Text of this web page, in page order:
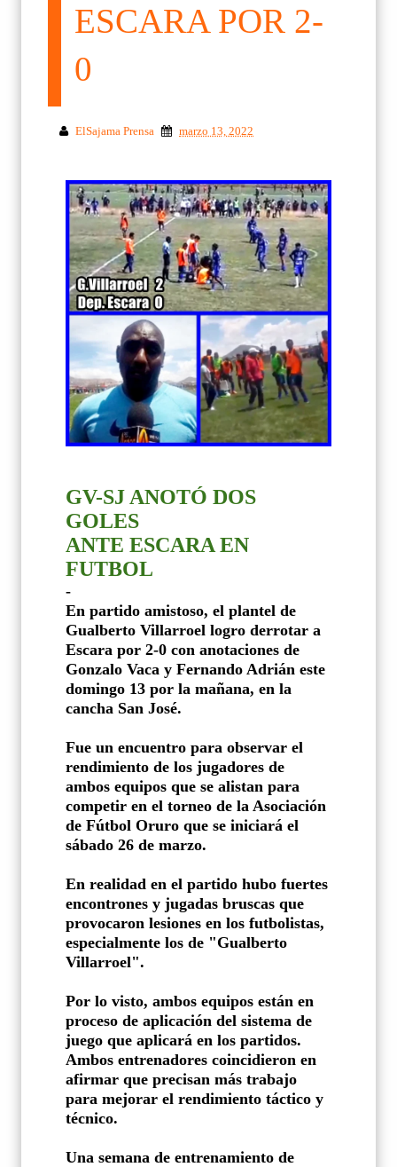
ESCARA POR 2-
0
ElSajama Prensa marzo 13, 2022
GV-SJ ANOTÓ DOS
GOLES
ANTE ESCARA EN
FUTBOL
-
En partido amistoso, el plantel de
Gualberto Villarroel logro derrotar a
Escara por 2-0 con anotaciones de
Gonzalo Vaca y Fernando Adrián este
domingo 13 por la mañana, en la
cancha San José.
Fue un encuentro para observar el
rendimiento de los jugadores de
ambos equipos que se alistan para
competir en el torneo de la Asociación
de Fútbol Oruro que se iniciará el
sábado 26 de marzo.
En realidad en el partido hubo fuertes
encontrones y jugadas bruscas que
provocaron lesiones en los futbolistas,
especialmente los de "Gualberto
Villarroel".
Por lo visto, ambos equipos están en
proceso de aplicación del sistema de
juego que aplicará en los partidos.
Ambos entrenadores coincidieron en
afirmar que precisan más trabajo
para mejorar el rendimiento táctico y
técnico.
Una semana de entrenamiento de